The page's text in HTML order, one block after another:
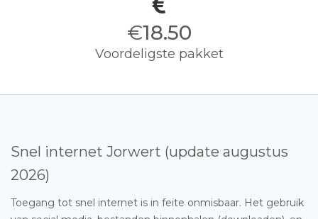
€18.50
Voordeligste pakket
Snel internet Jorwert (update augustus
2026)
Toegang tot snel internet is in feite onmisbaar. Het gebruik